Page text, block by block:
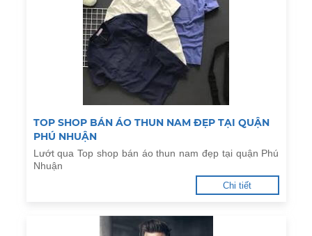
TOP SHOP BÁN ÁO THUN NAM ĐẸP TẠI QUẬN
PHÚ NHUẬN
Lướt qua Top shop bán áo thun nam đẹp tại quận Phú
Nhuận
Chi tiết